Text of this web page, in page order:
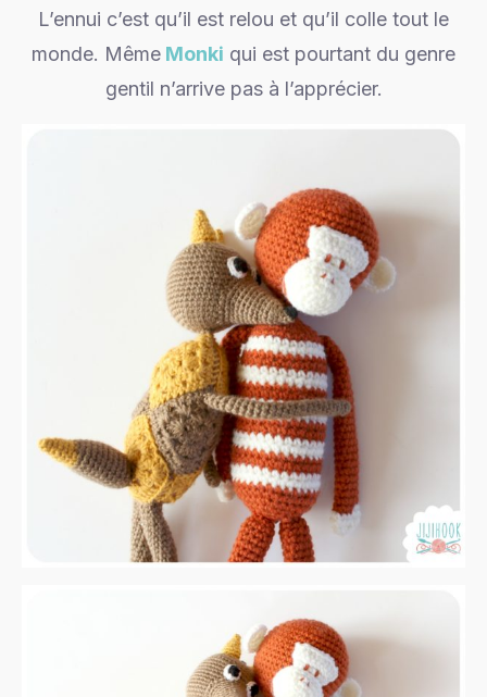
L’ennui c’est qu’il est relou et qu’il colle tout le
monde. Même Monki qui est pourtant du genre
gentil n’arrive pas à l’apprécier.